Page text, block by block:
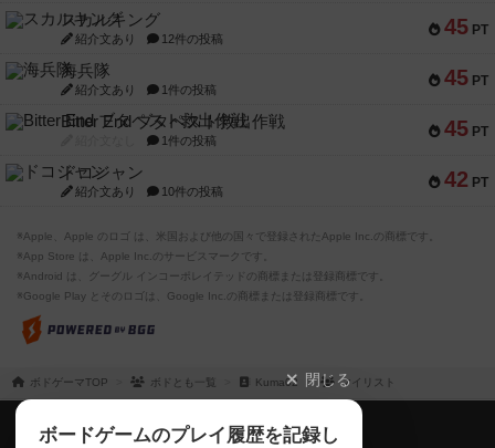
45 PT
スカルキング
紹介文あり 12件の投稿
45 PT
海兵隊
紹介文あり 1件の投稿
45 PT
Bitter End ブタペスト救出作戦
1件の投稿
42 PT
ドコジャン
紹介文あり 10件の投稿
※Apple、Apple のロゴ は、米国および他の国々で登録されたApple Inc.の商標です。
※App Store は、Apple Inc.のサービスマークです。
※Android は、グーグル インコーポレイテッドの商標または登録商標です。
※Google Play とそのロゴは、Google Inc.の商標または登録商標です。
ボドゲーマTOP ボドとも一覧 Kuma02 マイリスト
閉じる
ボードゲームのプレイ履歴を記録し
ボドゲーマTOP